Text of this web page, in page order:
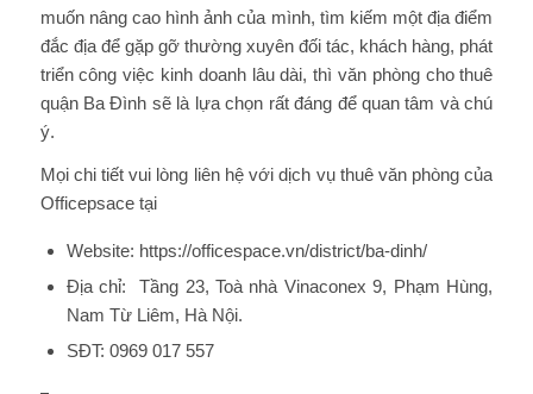
muốn nâng cao hình ảnh của mình, tìm kiếm một địa điểm
đắc địa để gặp gỡ thường xuyên đối tác, khách hàng, phát
triển công việc kinh doanh lâu dài, thì văn phòng cho thuê
quận Ba Đình sẽ là lựa chọn rất đáng để quan tâm và chú
ý.
Mọi chi tiết vui lòng liên hệ với dịch vụ thuê văn phòng của
Officepsace tại
Website: https://officespace.vn/district/ba-dinh/
Địa chỉ: Tầng 23, Toà nhà Vinaconex 9, Phạm Hùng,
Nam Từ Liêm, Hà Nội.
SĐT: 0969 017 557